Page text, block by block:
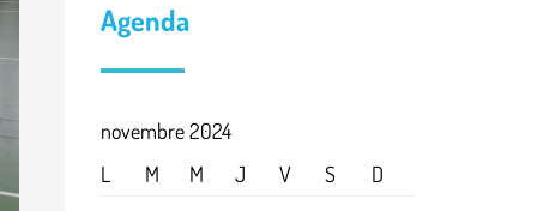
Agenda
novembre 2024
L
M M J V S
D